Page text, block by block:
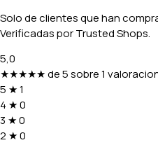
Solo de clientes que han
Verificadas por Trusted Shops.
5,0
★★★★★de 5 sobre 1
5 ★1
4 ★0
3 ★0
2 ★0